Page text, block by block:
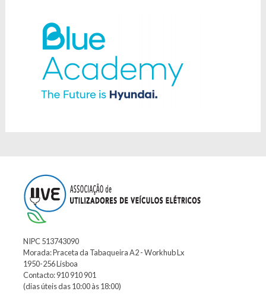
NIPC 513743090
Morada: Praceta da Tabaqueira A2 - Workhub Lx
1950-256 Lisboa
Contacto: 910 910 901
(dias úteis das 10:00 às 18:00)